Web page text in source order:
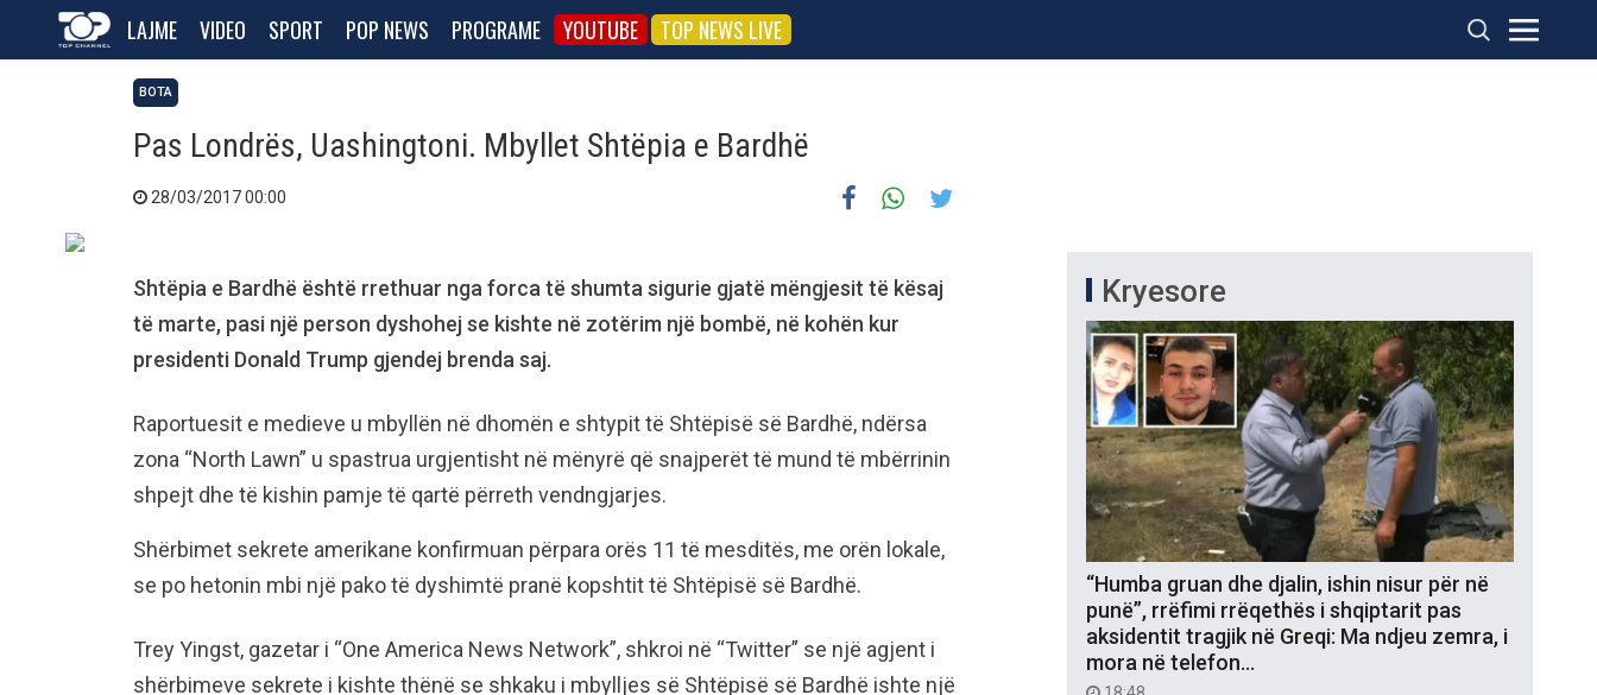
LAJME VIDEO SPORT POP NEWS PROGRAME YOUTUBE TOP NEWS LIVE
BOTA
Pas Londrës, Uashingtoni. Mbyllet Shtëpia e Bardhë
28/03/2017 00:00
Shtëpia e Bardhë është rrethuar nga forca të shumta sigurie gjatë mëngjesit të kësaj
të marte, pasi një person dyshohej se kishte në zotërim një bombë, në kohën kur
presidenti Donald Trump gjendej brenda saj.
Raportuesit e medieve u mbyllën në dhomën e shtypit të Shtëpisë së Bardhë, ndërsa
zona “North Lawn” u spastrua urgjentisht në mënyrë që snajperët të mund të mbërrinin
shpejt dhe të kishin pamje të qartë përreth vendngjarjes.
Shërbimet sekrete amerikane konfirmuan përpara orës 11 të mesditës, me orën lokale,
se po hetonin mbi një pako të dyshimtë pranë kopshtit të Shtëpisë së Bardhë.
Trey Yingst, gazetar i “One America News Network”, shkroi në “Twitter” se një agjent i
shërbimeve sekrete i kishte thënë se shkaku i mbylljes së Shtëpisë së Bardhë ishte një
Kryesore
“Humba gruan dhe djalin, ishin nisur për në
punë”, rrëfimi rrëqethës i shqiptarit pas
aksidentit tragjik në Greqi: Ma ndjeu zemra, i
mora në telefon…